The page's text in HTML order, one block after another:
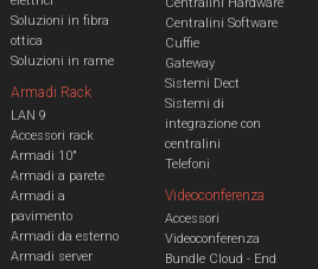
Soluzioni in fibra
ottica
Soluzioni in rame
Armadi Rack
LAN 9
Accessori rack
Armadi 10"
Armadi a parete
Armadi a
pavimento
Armadi da esterno
Armadi server
Centralini Software
Cuffie
Gateway
Sistemi Dect
Sistemi di
integrazione con
centralini
Telefoni
Videoconferenza
Accessori
Videoconferenza
Bundle Cloud - End